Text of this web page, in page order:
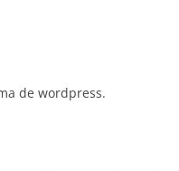
de wordpress.